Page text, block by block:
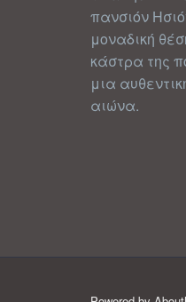
πανσιόν
μοναδική
κάστρα της
μια
αιώνα.